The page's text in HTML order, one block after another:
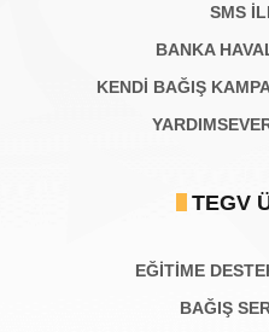
SMS
BANKA
KENDİ BAĞIŞ
TEGV
EĞİTİME
BAĞIŞ